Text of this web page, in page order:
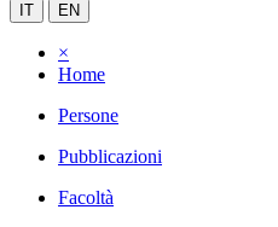
IT EN
×
Home
Persone
Pubblicazioni
Facoltà